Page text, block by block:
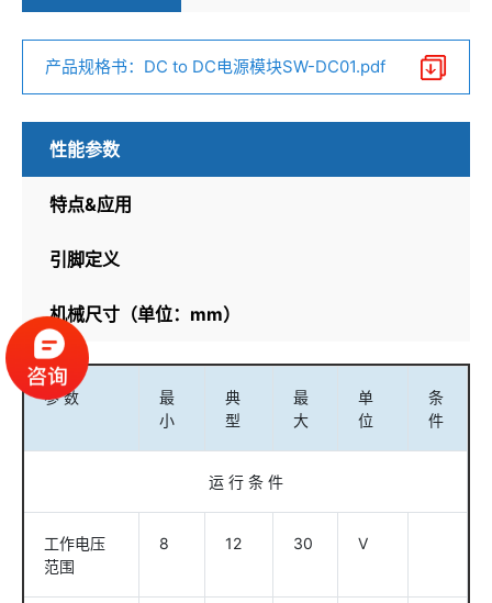
产品规格书：DC to DC电源模块SW-DC01.pdf
性能参数
特点&应用
引脚定义
机械尺寸（单位：mm）
参 数
最
小
典
型
最
大
单
位
条
件
运 行 条 件
工作电压
范围
8 12 30 V